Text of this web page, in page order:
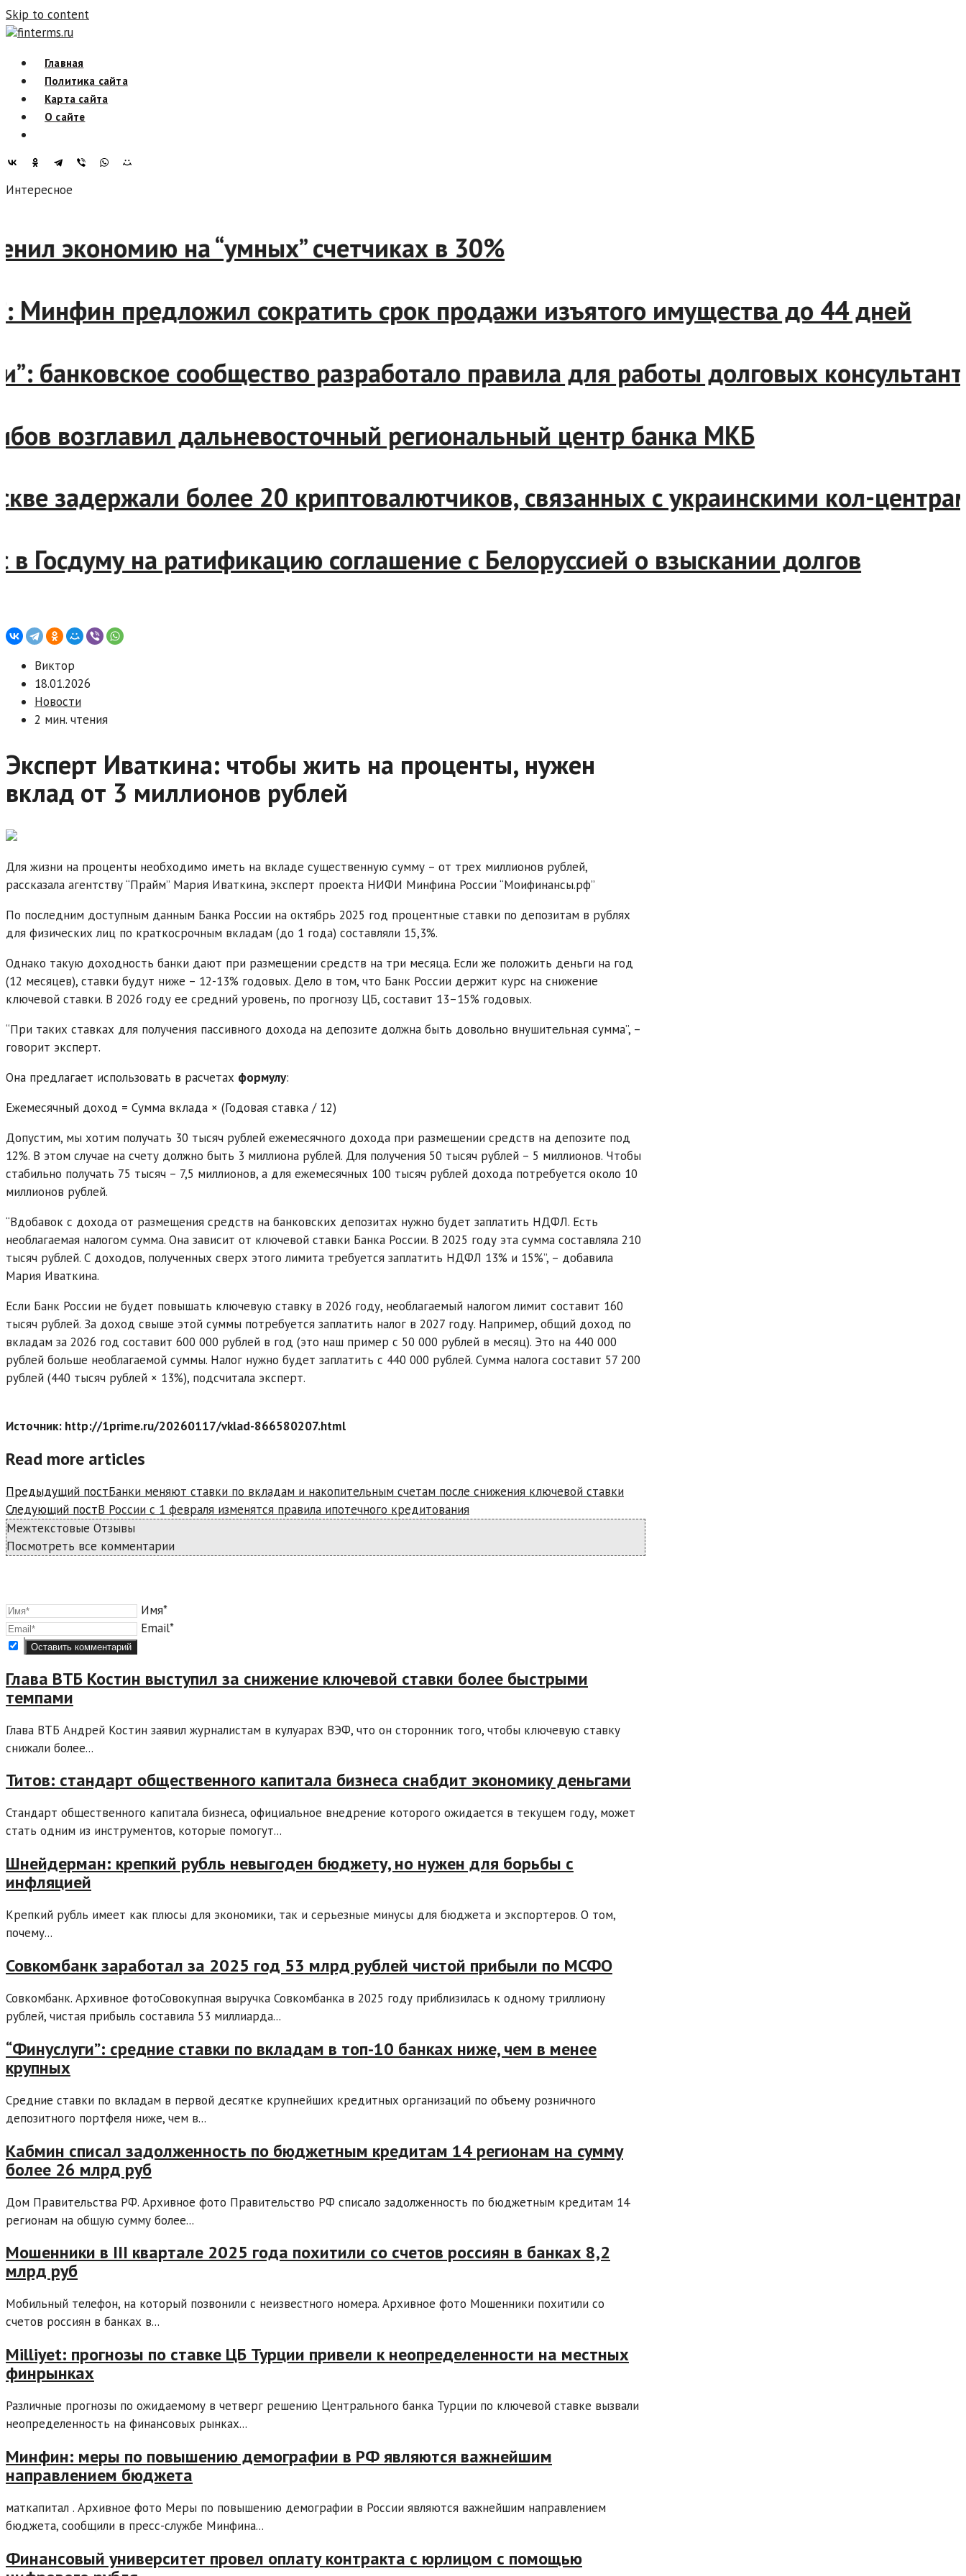
Skip to content
finterms.ru
Главная
Политика сайта
Карта сайта
О сайте
Интересное
экономию на “умных” счетчиках в 30%
Минфин предложил сократить срок продажи изъятого имущества до 44 дней
банковское сообщество разработало правила для работы долговых
возглавил дальневосточный региональный центр банка МКБ
задержали более 20 криптовалютчиков, связанных с украинскими кол-
в Госдуму на ратификацию соглашение с Белоруссией о взыскании долгов
Виктор
18.01.2026
Новости
2 мин. чтения
Эксперт Иваткина: чтобы жить на проценты, нужен
вклад от 3 миллионов рублей
Для жизни на проценты необходимо иметь на вкладе существенную сумму – от трех миллионов рублей,
рассказала агентству “Прайм” Мария Иваткина, эксперт проекта НИФИ Минфина России “Моифинансы.рф”
По последним доступным данным Банка России на октябрь 2025 год процентные ставки по депозитам в рублях
для физических лиц по краткосрочным вкладам (до 1 года) составляли 15,3%.
Однако такую доходность банки дают при размещении средств на три месяца. Если же положить деньги на год
(12 месяцев), ставки будут ниже – 12-13% годовых. Дело в том, что Банк России держит курс на снижение
ключевой ставки. В 2026 году ее средний уровень, по прогнозу ЦБ, составит 13–15% годовых.
“При таких ставках для получения пассивного дохода на депозите должна быть довольно внушительная сумма”, –
говорит эксперт.
Она предлагает использовать в расчетах формулу:
Ежемесячный доход = Сумма вклада × (Годовая ставка / 12)
Допустим, мы хотим получать 30 тысяч рублей ежемесячного дохода при размещении средств на депозите под
12%. В этом случае на счету должно быть 3 миллиона рублей. Для получения 50 тысяч рублей – 5 миллионов. Чтобы
стабильно получать 75 тысяч – 7,5 миллионов, а для ежемесячных 100 тысяч рублей дохода потребуется около 10
миллионов рублей.
“Вдобавок с дохода от размещения средств на банковских депозитах нужно будет заплатить НДФЛ. Есть
необлагаемая налогом сумма. Она зависит от ключевой ставки Банка России. В 2025 году эта сумма составляла 210
тысяч рублей. С доходов, полученных сверх этого лимита требуется заплатить НДФЛ 13% и 15%”, – добавила
Мария Иваткина.
Если Банк России не будет повышать ключевую ставку в 2026 году, необлагаемый налогом лимит составит 160
тысяч рублей. За доход свыше этой суммы потребуется заплатить налог в 2027 году. Например, общий доход по
вкладам за 2026 год составит 600 000 рублей в год (это наш пример с 50 000 рублей в месяц). Это на 440 000
рублей больше необлагаемой суммы. Налог нужно будет заплатить с 440 000 рублей. Сумма налога составит 57 200
рублей (440 тысяч рублей × 13%), подсчитала эксперт.
Источник: http://1prime.ru/20260117/vklad-866580207.html
Read more articles
Предыдущий постБанки меняют ставки по вкладам и накопительным счетам после снижения ключевой ставки
Следующий постВ России с 1 февраля изменятся правила ипотечного кредитования
Межтекстовые Отзывы
Посмотреть все комментарии
Имя*
Email*
Глава ВТБ Костин выступил за снижение ключевой ставки более быстрыми
темпами
Глава ВТБ Андрей Костин заявил журналистам в кулуарах ВЭФ, что он сторонник того, чтобы ключевую ставку
снижали более...
Титов: стандарт общественного капитала бизнеса снабдит экономику деньгами
Стандарт общественного капитала бизнеса, официальное внедрение которого ожидается в текущем году, может
стать одним из инструментов, которые помогут...
Шнейдерман: крепкий рубль невыгоден бюджету, но нужен для борьбы с
инфляцией
Крепкий рубль имеет как плюсы для экономики, так и серьезные минусы для бюджета и экспортеров. О том,
почему...
Совкомбанк заработал за 2025 год 53 млрд рублей чистой прибыли по МСФО
Совкомбанк. Архивное фотоСовокупная выручка Совкомбанка в 2025 году приблизилась к одному триллиону
рублей, чистая прибыль составила 53 миллиарда...
“Финуслуги”: средние ставки по вкладам в топ-10 банках ниже, чем в менее
крупных
Средние ставки по вкладам в первой десятке крупнейших кредитных организаций по объему розничного
депозитного портфеля ниже, чем в...
Кабмин списал задолженность по бюджетным кредитам 14 регионам на сумму
более 26 млрд руб
Дом Правительства РФ. Архивное фото Правительство РФ списало задолженность по бюджетным кредитам 14
регионам на общую сумму более...
Мошенники в III квартале 2025 года похитили со счетов россиян в банках 8,2
млрд руб
Мобильный телефон, на который позвонили с неизвестного номера. Архивное фото Мошенники похитили со
счетов россиян в банках в...
Milliyet: прогнозы по ставке ЦБ Турции привели к неопределенности на местных
финрынках
Различные прогнозы по ожидаемому в четверг решению Центрального банка Турции по ключевой ставке вызвали
неопределенность на финансовых рынках...
Минфин: меры по повышению демографии в РФ являются важнейшим
направлением бюджета
маткапитал . Архивное фото Меры по повышению демографии в России являются важнейшим направлением
бюджета, сообщили в пресс-службе Минфина...
Финансовый университет провел оплату контракта с юрлицом с помощью